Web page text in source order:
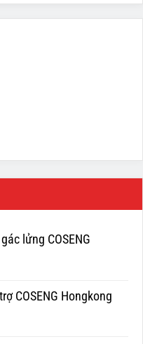
lửng COSENG
COSENG Hongkong